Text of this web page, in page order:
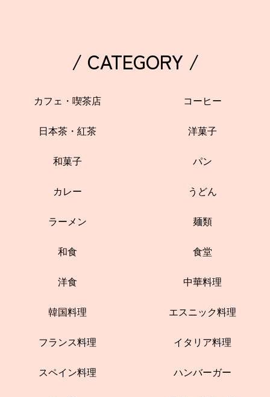
/ CATEGORY /
カフェ・喫茶店 コーヒー
日本茶・紅茶 洋菓子
和菓子 パン
カレー うどん
ラーメン 麺類
和食 食堂
洋食 中華料理
韓国料理 エスニック料理
フランス料理 イタリア料理
スペイン料理 ハンバーガー